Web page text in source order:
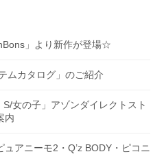
」より新作が登場☆
ムカタログ」のご紹介
S/女の子」アゾンダイレクトスト
内
アニーモ2・Q’z BODY・ピコニ